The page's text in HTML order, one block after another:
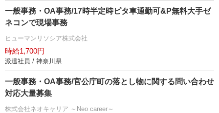
一般事務・OA事務/17時半定時ピタ車通勤可&P無料大手ゼ
ネコンで現場事務
ヒューマンリソシア株式会社
時給1,700円
派遣社員 / 神奈川県
一般事務・OA事務/官公庁町の落とし物に関する問い合わせ
対応大量募集
株式会社ネオキャリア ～Neo career～